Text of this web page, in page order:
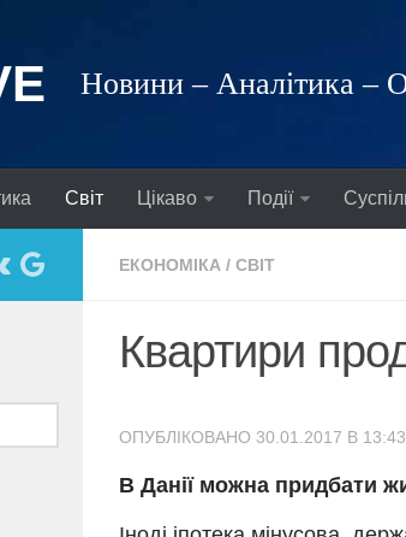
Новини – Аналітика –
Світ Цікаво Події
ЕКОНОМІКА / СВІТ
Квартири
ОПУБЛІКОВАНО 30.01.2017 В 13:43
В Данії можна придбати